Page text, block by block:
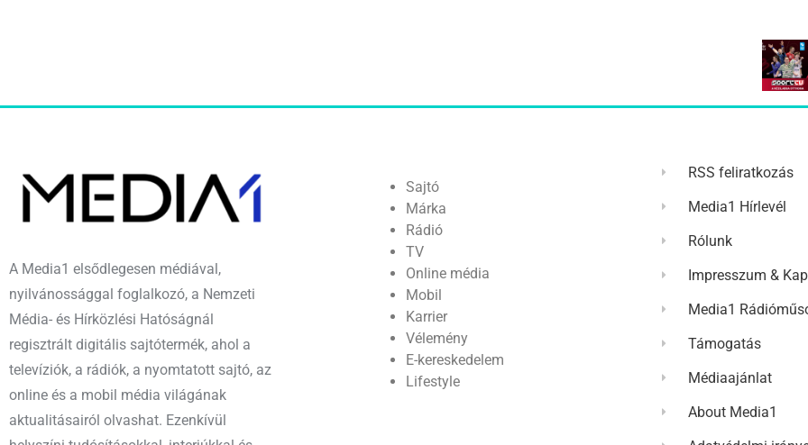
A Media1 elsődlegesen médiával,
nyilvánossággal foglalkozó, a Nemzeti
Média- és Hírközlési Hatóságnál
regisztrált digitális sajtótermék, ahol a
televíziók, a rádiók, a nyomtatott sajtó, az
online és a mobil média világának
aktualitásairól olvashat. Ezenkívül
Sajtó
Márka
Rádió
TV
Online média
Mobil
Karrier
Vélemény
E-kereskedelem
Lifestyle
RSS feliratkozás
Media1 Hírlevél
Rólunk
Impresszum &
Media1
Támogatás
Médiaajánlat
About Media1